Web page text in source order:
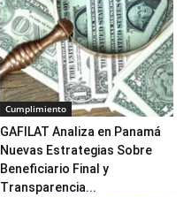
Cumplimiento
GAFILAT Analiza en Panamá
Nuevas Estrategias Sobre
Beneficiario Final y
Transparencia...